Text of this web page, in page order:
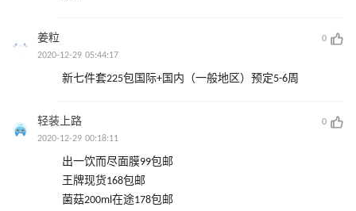
姜粒
0
2020-12-29 05:44:17
新七件套225包国际+国内（一般地区）预定5-6周
轻装上路
0
2020-12-29 00:18:11
出一饮而尽面膜99包邮
王牌现货168包邮
菌菇200ml在途178包邮